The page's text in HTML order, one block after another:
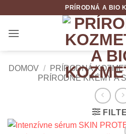
content
PRÍRODNÁ A BIO
DOMOV / PRÍRODNÁ
PRÍRODNÉ KRÉMY A